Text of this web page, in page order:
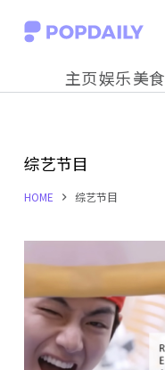
S
o
c
n
t
e
主页娱乐美食
综艺节目
HOME 综艺节目